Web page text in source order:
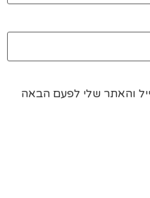
והאתר שלי לפעם הבאה